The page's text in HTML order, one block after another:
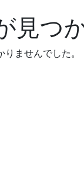
見つ
ませんでした。